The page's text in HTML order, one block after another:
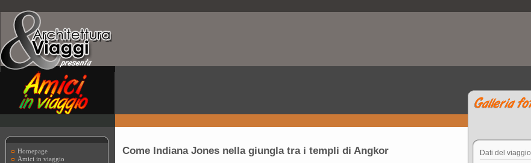
Homepage
Amici in viaggio
Come Indiana Jones nella giungla tra i templi di Angkor
Dati del viaggio